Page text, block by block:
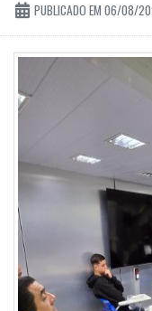
PUBLICADO EM 06/08/